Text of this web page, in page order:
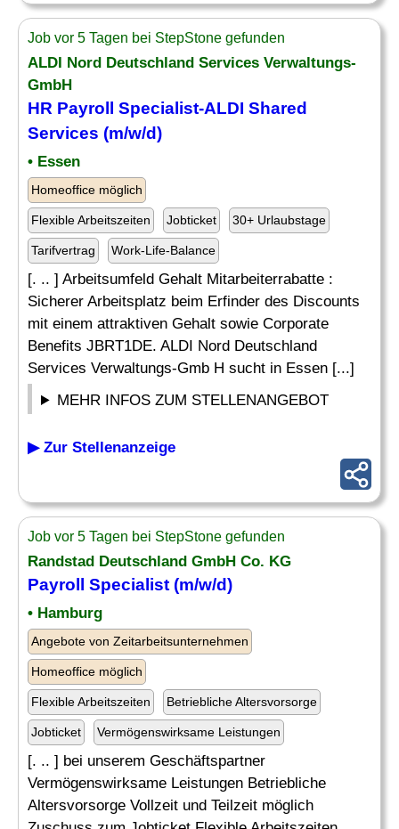
Job vor 5 Tagen bei StepStone gefunden
ALDI Nord Deutschland Services Verwaltungs-
GmbH
HR Payroll Specialist-ALDI Shared
Services (m/w/d)
• Essen
Homeoffice möglich
Flexible Arbeitszeiten Jobticket 30+ Urlaubstage
Tarifvertrag Work-Life-Balance
[. .. ] Arbeitsumfeld Gehalt Mitarbeiterrabatte :
Sicherer Arbeitsplatz beim Erfinder des Discounts
mit einem attraktiven Gehalt sowie Corporate
Benefits JBRT1DE. ALDI Nord Deutschland
Services Verwaltungs-Gmb H sucht in Essen [...]
MEHR INFOS ZUM STELLENANGEBOT
▶ Zur Stellenanzeige
Job vor 5 Tagen bei StepStone gefunden
Randstad Deutschland GmbH Co. KG
Payroll Specialist (m/w/d)
• Hamburg
Angebote von Zeitarbeitsunternehmen
Homeoffice möglich
Flexible Arbeitszeiten Betriebliche Altersvorsorge
Jobticket Vermögenswirksame Leistungen
[. .. ] bei unserem Geschäftspartner
Vermögenswirksame Leistungen Betriebliche
Altersvorsorge Vollzeit und Teilzeit möglich